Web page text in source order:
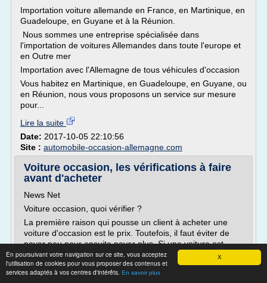
X
En poursuivant votre navigation sur ce site, vous acceptez
l'utilisation de cookies pour vous proposer des contenus et
services adaptés à vos centres d'intérêts. En savoir plus
Importation voiture allemande en France, en Martinique, en
Guadeloupe, en Guyane et à la Réunion.
Nous sommes une entreprise spécialisée dans
l'importation de voitures Allemandes dans toute l'europe et
en Outre mer
Importation avec l'Allemagne de tous véhicules d'occasion
Vous habitez en Martinique, en Guadeloupe, en Guyane, ou
en Réunion, nous vous proposons un service sur mesure
pour...
Lire la suite
Date: 2017-10-05 22:10:56
Site : automobile-occasion-allemagne.com
Voiture occasion, les vérifications à faire
avant d'acheter
News Net
Voiture occasion, quoi vérifier ?
La première raison qui pousse un client à acheter une
voiture d'occasion est le prix. Toutefois, il faut éviter de
payer peu pour ensuite payer plus. Si une voiture est
d'occasion c'est qu'elle a déjà fait quelques dizaines voire
même des centaines de milliers de kilomètres au
compteur donc il y est fort probable que des défaillances